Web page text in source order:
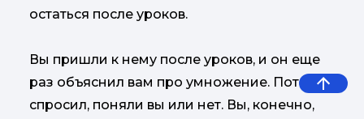
остаться после уроков.
Вы пришли к нему после уроков, и он еще
раз объяснил вам про умножение. Потом
спросил, поняли вы или нет. Вы, конечно,